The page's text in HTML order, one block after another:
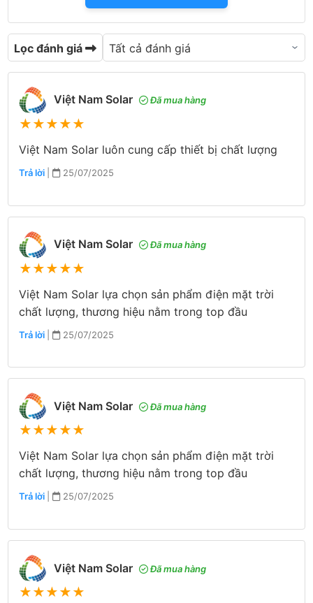
Lọc đánh giá
Việt Nam Solar Đã mua hàng
★★★★★
Việt Nam Solar luôn cung cấp thiết bị chất lượng
Trả lời | 25/07/2025
Việt Nam Solar Đã mua hàng
★★★★★
Việt Nam Solar lựa chọn sản phẩm điện mặt trời
chất lượng, thương hiệu nằm trong top đầu
Trả lời | 25/07/2025
Việt Nam Solar Đã mua hàng
★★★★★
Việt Nam Solar lựa chọn sản phẩm điện mặt trời
chất lượng, thương hiệu nằm trong top đầu
Trả lời | 25/07/2025
Việt Nam Solar Đã mua hàng
★★★★★